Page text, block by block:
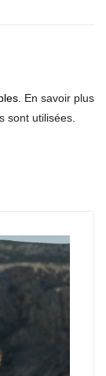
En savoir plus
sont utilisées